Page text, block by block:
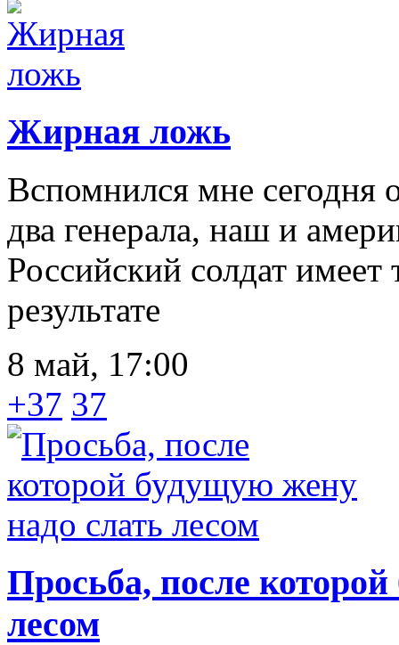
Жирная ложь
Вспомнился мне сегодня
два генерала, наш и
Российский солдат имеет
результате
8 май, 17:00
+37 37
Просьба, после
лесом